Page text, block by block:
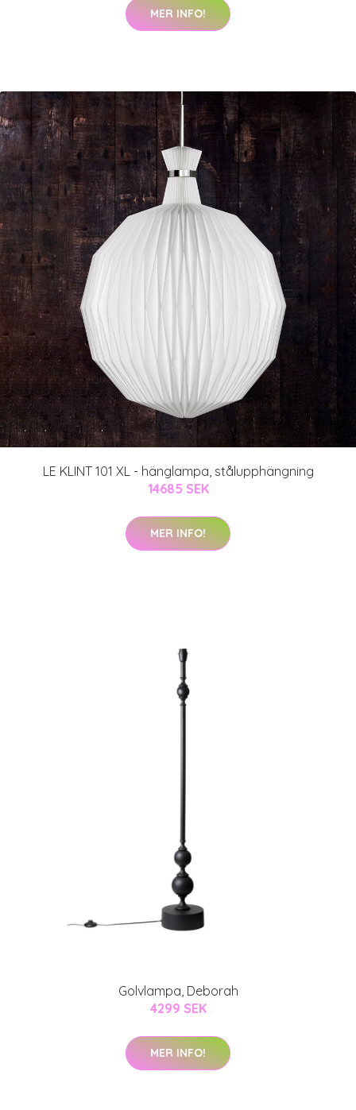
MER INFO!
LE KLINT 101 XL - hänglampa, stålupphängning
14685 SEK
MER INFO!
Golvlampa, Deborah
4299 SEK
MER INFO!